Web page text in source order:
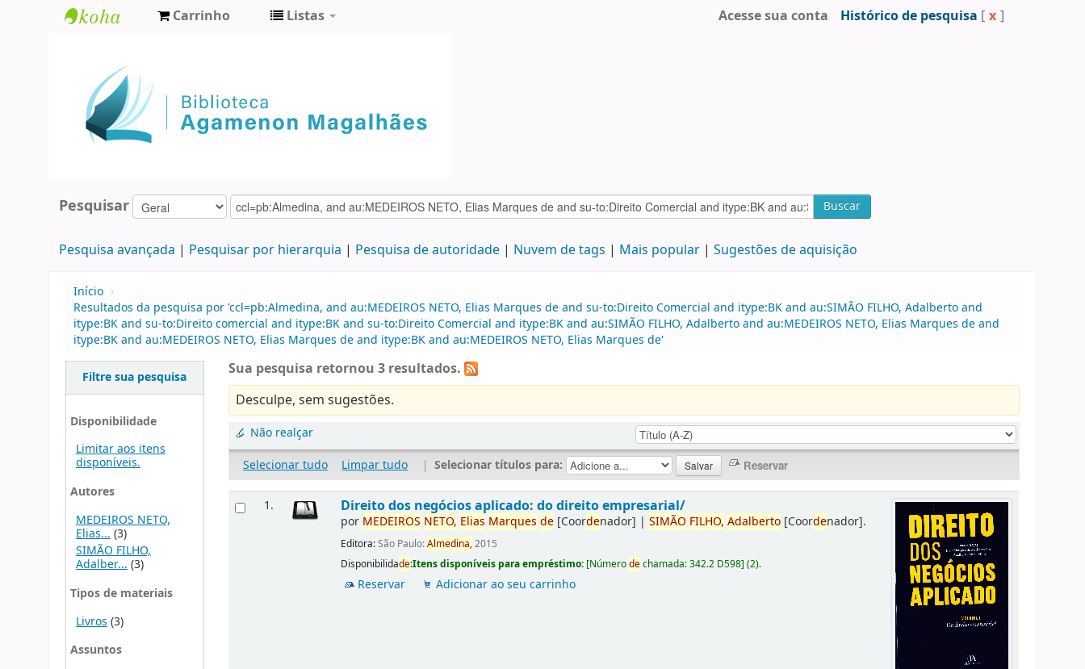
Agamenon
Magalhães
Carrinho Listas Acesse sua conta Histórico de pesquisa [ x ]
Pesquisar Buscar
Pesquisa avançada Pesquisar por hierarquia Pesquisa de autoridade Nuvem de tags Mais popular Sugestões de aquisição
Início ›
Resultados da pesquisa por 'ccl=pb:Almedina, and au:MEDEIROS NETO, Elias Marques de and su-to:Direito Comercial and itype:BK and au:SIMÃO FILHO, Adalberto and
itype:BK and su-to:Direito comercial and itype:BK and su-to:Direito Comercial and itype:BK and au:SIMÃO FILHO, Adalberto and au:MEDEIROS NETO, Elias Marques de and
itype:BK and au:MEDEIROS NETO, Elias Marques de and itype:BK and au:MEDEIROS NETO, Elias Marques de'
Filtre sua pesquisa
Disponibilidade
Limitar aos itens
disponíveis.
Autores
MEDEIROS NETO,
Elias... (3)
SIMÃO FILHO,
Adalber...(3)
Tipos de materiais
Livros (3)
Assuntos
Sua pesquisa retornou 3 resultados.
Desculpe, sem sugestões.
Não realçar
Selecionar tudo
Limpar tudo | Selecionar títulos para:
1. Direito dos negócios aplicado: do direito empresarial/
por MEDEIROS NETO, Elias Marques de [Coordenador] |SIMÃO FILHO, Adalberto [Coordenador].
Editora:São Paulo:Almedina,2015
Disponibilidade:Itens disponíveis para empréstimo: [Númerodechamada:342.2 D598](2).
Reservar Adicionar ao seu carrinho